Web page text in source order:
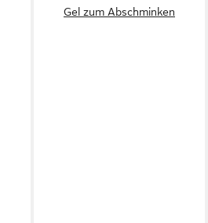
Gel zum Abschminken